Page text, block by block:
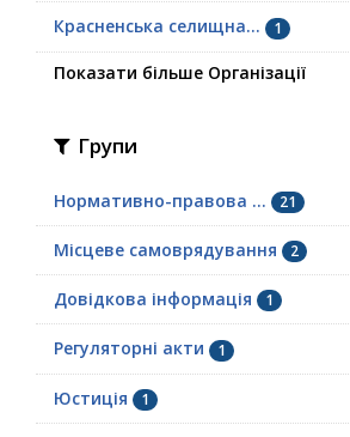
Красненська селищна... 1
Показати більше Організації
Групи
Нормативно-правова ... 21
Місцеве самоврядування 2
Довідкова інформація 1
Регуляторні акти 1
Юстиція 1